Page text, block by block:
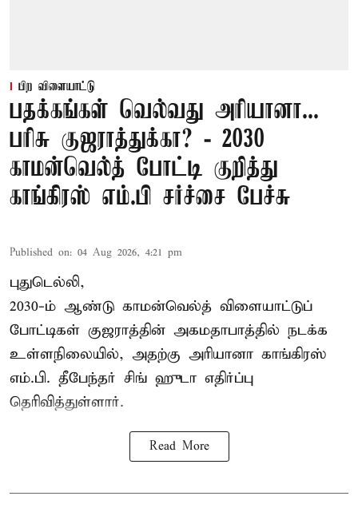
பிற விளையாட்டு
பதக்கங்கள் வெல்வது அரியானா...
பரிசு குஜராத்துக்கா? - 2030
காமன்வெல்த் போட்டி குறித்து
காங்கிரஸ் எம்.பி சர்ச்சை பேச்சு
Published on: 04 Aug 2026, 4:21 pm
புதுடெல்லி,
2030-ம் ஆண்டு காமன்வெல்த் விளையாட்டுப்
போட்டிகள் குஜராத்தின் அகமதாபாத்தில் நடக்க
உள்ளநிலையில், அதற்கு அரியானா காங்கிரஸ்
எம்.பி. தீபேந்தர் சிங் ஹுடா எதிர்ப்பு
தெரிவித்துள்ளார்.
Read More